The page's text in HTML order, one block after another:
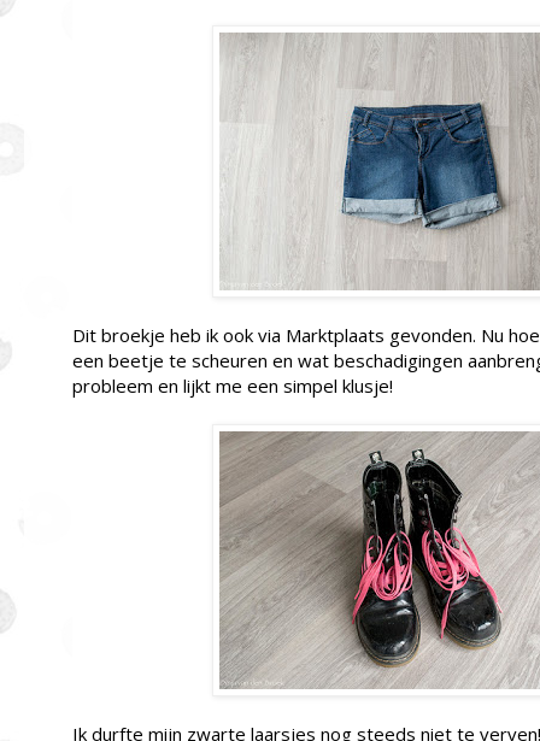
Dit broekje heb ik ook via Marktplaats gevonden. Nu
een beetje te scheuren en wat beschadigingen
probleem en lijkt me een simpel klusje!
Ik durfte mijn zwarte laarsjes nog steeds niet te